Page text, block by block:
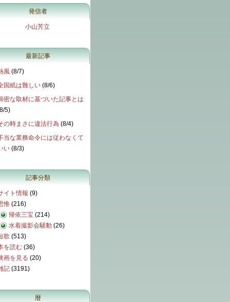
発信者
小山芳立
最新記事
風 (8/7)
国紙は難しい (8/6)
密な取材に基づいた記事とは
8/5)
の時まさに違法行為 (8/4)
当な業務命令には従わなくて
い (8/3)
記事分類
イト情報 (9)
惟 (216)
帰依三宝 (214)
水着撮影会騒動 (26)
歌 (513)
を読む (36)
画を見る (20)
記 (3191)
暦